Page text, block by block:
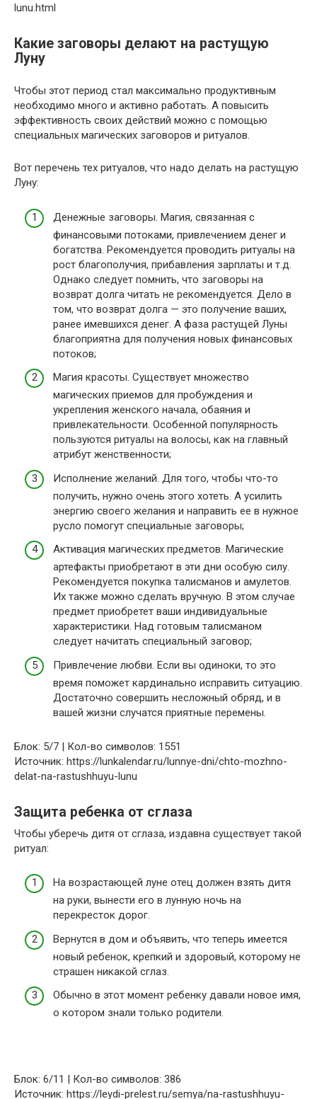
lunu.html
Какие заговоры делают на растущую
Луну
Чтобы этот период стал максимально продуктивным
необходимо много и активно работать. А повысить
эффективность своих действий можно с помощью
специальных магических заговоров и ритуалов.
Вот перечень тех ритуалов, что надо делать на растущую
Луну:
Денежные заговоры. Магия, связанная с
финансовыми потоками, привлечением денег и
богатства. Рекомендуется проводить ритуалы на
рост благополучия, прибавления зарплаты и т.д.
Однако следует помнить, что заговоры на
возврат долга читать не рекомендуется. Дело в
том, что возврат долга — это получение ваших,
ранее имевшихся денег. А фаза растущей Луны
благоприятна для получения новых финансовых
потоков;
Магия красоты. Существует множество
магических приемов для пробуждения и
укрепления женского начала, обаяния и
привлекательности. Особенной популярность
пользуются ритуалы на волосы, как на главный
атрибут женственности;
Исполнение желаний. Для того, чтобы что-то
получить, нужно очень этого хотеть. А усилить
энергию своего желания и направить ее в нужное
русло помогут специальные заговоры;
Активация магических предметов. Магические
артефакты приобретают в эти дни особую силу.
Рекомендуется покупка талисманов и амулетов.
Их также можно сделать вручную. В этом случае
предмет приобретет ваши индивидуальные
характеристики. Над готовым талисманом
следует начитать специальный заговор;
Привлечение любви. Если вы одиноки, то это
время поможет кардинально исправить ситуацию.
Достаточно совершить несложный обряд, и в
вашей жизни случатся приятные перемены.
Блок: 5/7 | Кол-во символов: 1551
Источник: https://lunkalendar.ru/lunnye-dni/chto-mozhno-
delat-na-rastushhuyu-lunu
Защита ребенка от сглаза
Чтобы уберечь дитя от сглаза, издавна существует такой
ритуал:
На возрастающей луне отец должен взять дитя
на руки, вынести его в лунную ночь на
перекресток дорог.
Вернутся в дом и объявить, что теперь имеется
новый ребенок, крепкий и здоровый, которому не
страшен никакой сглаз.
Обычно в этот момент ребенку давали новое имя,
о котором знали только родители.
Блок: 6/11 | Кол-во символов: 386
Источник: https://leydi-prelest.ru/semya/na-rastushhuyu-